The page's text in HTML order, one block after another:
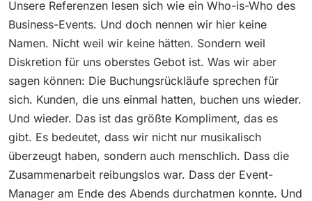
Unsere Referenzen lesen sich wie ein Who-is-Who des
Business-Events. Und doch nennen wir hier keine
Namen. Nicht weil wir keine hätten. Sondern weil
Diskretion für uns oberstes Gebot ist. Was wir aber
sagen können: Die Buchungsrückläufe sprechen für
sich. Kunden, die uns einmal hatten, buchen uns wieder.
Und wieder. Das ist das größte Kompliment, das es
gibt. Es bedeutet, dass wir nicht nur musikalisch
überzeugt haben, sondern auch menschlich. Dass die
Zusammenarbeit reibungslos war. Dass der Event-
Manager am Ende des Abends durchatmen konnte. Und